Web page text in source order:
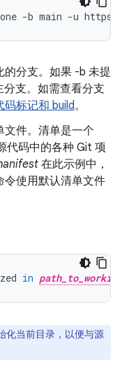
-b main -u
的分支。如果 -b 未提
分支。如需查看分支
码标记和 build。
文件。清单是一个
代码中的各种 Git 项
在此示例中，
令使用默认清单文件
in
化当前目录，以便与源